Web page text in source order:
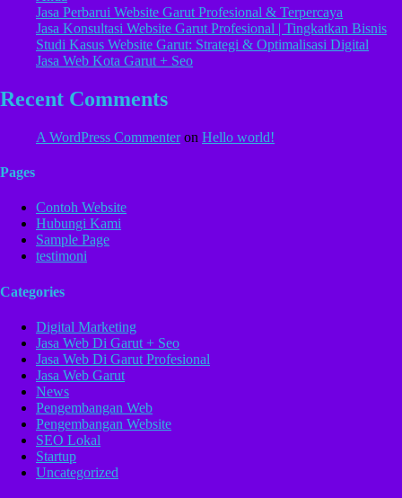
Jasa Perbarui Website Garut Profesional & Terpercaya
Jasa Konsultasi Website Garut Profesional | Tingkatkan Bisnis
Studi Kasus Website Garut: Strategi & Optimalisasi Digital
Jasa Web Kota Garut + Seo
Recent Comments
A WordPress Commenteron Hello world!
Pages
Contoh Website
Hubungi Kami
Sample Page
testimoni
Categories
Digital Marketing
Jasa Web Di Garut + Seo
Jasa Web Di Garut Profesional
Jasa Web Garut
News
Pengembangan Web
Pengembangan Website
SEO Lokal
Startup
Uncategorized